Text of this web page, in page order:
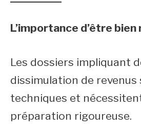
L’importance d’être
Les dossiers impliquant
dissimulation de
techniques et
préparation rigoureuse.